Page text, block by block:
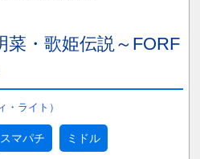
菜・歌姫伝説～FORF
・ライト）
スマパチ ミドル